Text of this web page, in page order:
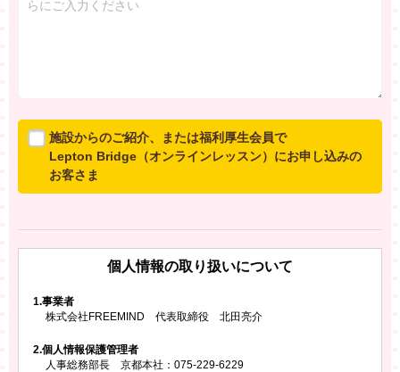
施設からのご紹介、または福利厚生会員で
Lepton Bridge（オンラインレッスン）にお申し込みの
お客さま
いいたします。
※ご兄弟姉妹など複数でお申し込みの場合、お一人ず
所属施設名・会員番号またはクーポンコード
所属施設名
個人情報の取り扱いについて
1.事業者
株式会社FREEMIND 代表取締役 北田亮介
2.個人情報保護管理者
人事総務部長 京都本社：075-229-6229